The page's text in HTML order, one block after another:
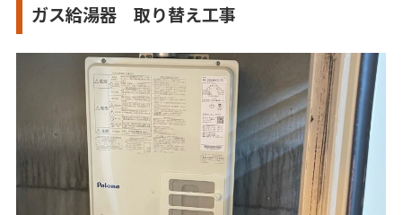
ガス給湯器 取り替え工事